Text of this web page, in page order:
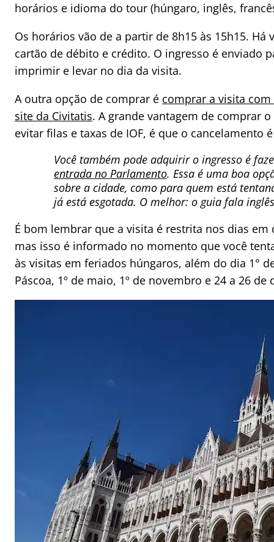
horários e idioma do tour (húngaro, inglês,
Os horários vão de a partir de 8h15 às 15h15.
cartão de débito e crédito. O ingresso é enviado
imprimir e levar no dia da visita.
A outra opção de comprar é comprar a visita
site da Civitatis. A grande vantagem de comprar
evitar filas e taxas de IOF, é que o cancelamento
Você também pode adquirir o ingresso é
entrada no Parlamento. Essa é uma boa
sobre a cidade, como para quem está
já está esgotada. O melhor: o guia fala
É bom lembrar que a visita é restrita nos dias
mas isso é informado no momento que você
às visitas em feriados húngaros, além do dia 1°
Páscoa, 1º de maio, 1º de novembro e 24 a 26 de